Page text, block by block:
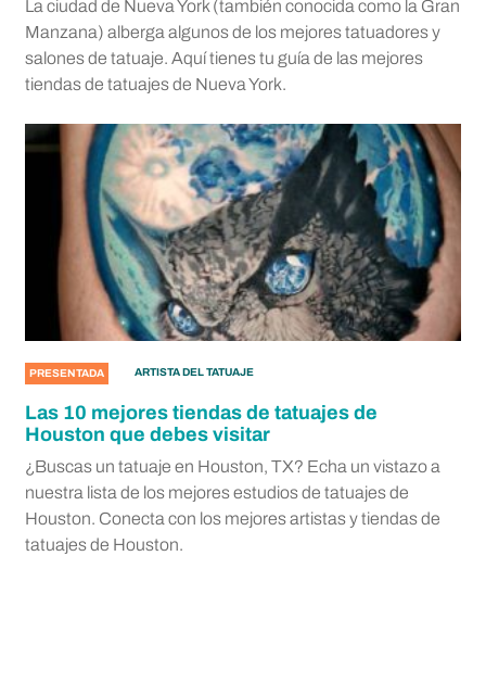
La ciudad de Nueva York (también conocida como la Gran
Manzana) alberga algunos de los mejores tatuadores y
salones de tatuaje. Aquí tienes tu guía de las mejores
tiendas de tatuajes de Nueva York.
PRESENTADA ARTISTA DEL TATUAJE
Las 10 mejores tiendas de tatuajes de
Houston que debes visitar
¿Buscas un tatuaje en Houston, TX? Echa un vistazo a
nuestra lista de los mejores estudios de tatuajes de
Houston. Conecta con los mejores artistas y tiendas de
tatuajes de Houston.